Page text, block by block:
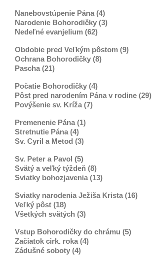
Nanebovstúpenie Pána (4)
Narodenie Bohorodičky (3)
Nedeľné evanjelium (62)
Obdobie pred Veľkým pôstom (9)
Ochrana Bohorodičky (8)
Pascha (21)
Počatie Bohorodičky (4)
Pôst pred narodením Pána v rodine (29)
Povýšenie sv. Kríža (7)
Premenenie Pána (1)
Stretnutie Pána (4)
Sv. Cyril a Metod (3)
Sv. Peter a Pavol (5)
Svätý a veľký týždeň (8)
Sviatky bohozjavenia (13)
Sviatky narodenia Ježiša Krista (16)
Veľký pôst (18)
Všetkých svätých (3)
Vstup Bohorodičky do chrámu (5)
Začiatok cirk. roka (4)
Zádušné soboty (4)